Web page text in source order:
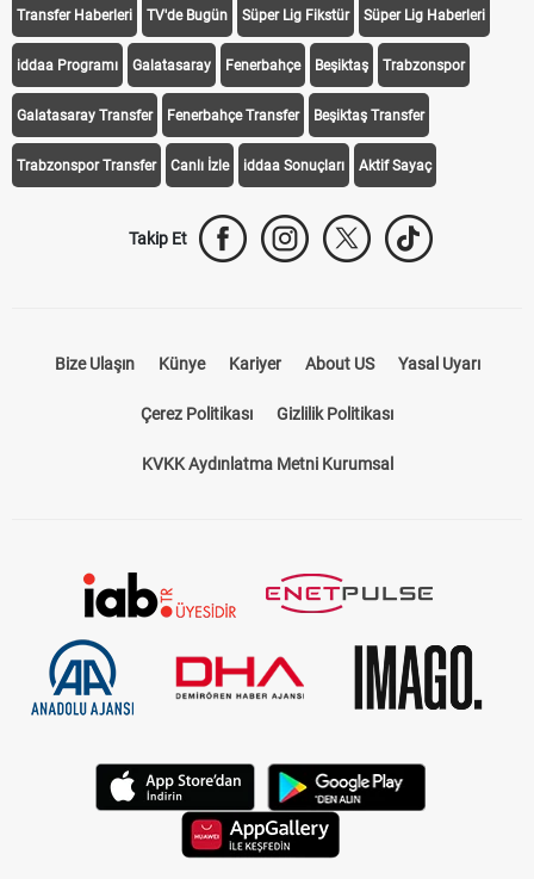
Transfer Haberleri TV'de Bugün Süper Lig Fikstür Süper Lig Haberleri
iddaa Programı Galatasaray Fenerbahçe Beşiktaş Trabzonspor
Galatasaray Transfer Fenerbahçe Transfer Beşiktaş Transfer
Trabzonspor Transfer Canlı İzle iddaa Sonuçları Aktif Sayaç
Takip Et
Bize Ulaşın Künye Kariyer About US Yasal Uyarı
Çerez Politikası Gizlilik Politikası
KVKK Aydınlatma Metni Kurumsal